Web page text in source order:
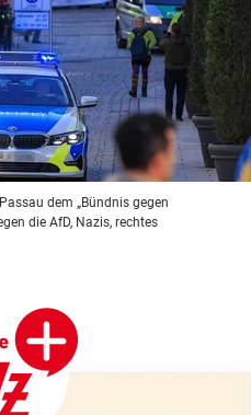
dem „Bündnis gegen
die AfD, Nazis, rechtes